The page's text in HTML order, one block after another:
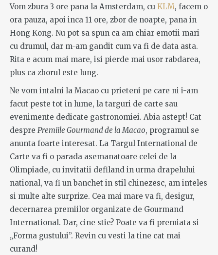
Vom zbura 3 ore pana la Amsterdam, cu KLM, facem o
ora pauza, apoi inca 11 ore, zbor de noapte, pana in
Hong Kong. Nu pot sa spun ca am chiar emotii mari
cu drumul, dar m-am gandit cum va fi de data asta.
Rita e acum mai mare, isi pierde mai usor rabdarea,
plus ca zborul este lung.
Ne vom intalni la Macao cu prieteni pe care ni i-am
facut peste tot in lume, la targuri de carte sau
evenimente dedicate gastronomiei. Abia astept! Cat
despre Premiile Gourmand de la Macao, programul se
anunta foarte interesat. La Targul International de
Carte va fi o parada asemanatoare celei de la
Olimpiade, cu invitatii defiland in urma drapelului
national, va fi un banchet in stil chinezesc, am inteles
si multe alte surprize. Cea mai mare va fi, desigur,
decernarea premiilor organizate de Gourmand
International. Dar, cine stie? Poate va fi premiata si
„Forma gustului”. Revin cu vesti la tine cat mai
curand!